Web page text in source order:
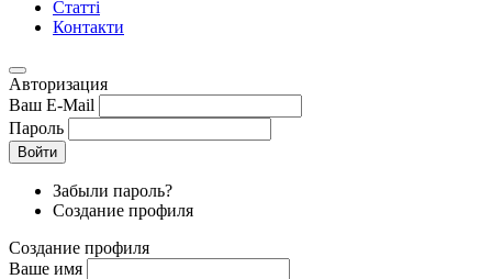
Статтi
Контакти
Авторизация
Ваш E-Mail
Пароль
Войти
Забыли пароль?
Создание профиля
Создание профиля
Ваше имя